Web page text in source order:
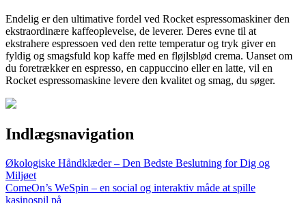
Endelig er den ultimative fordel ved Rocket espressomaskiner den
ekstraordinære kaffeoplevelse, de leverer. Deres evne til at
ekstrahere espressoen ved den rette temperatur og tryk giver en
fyldig og smagsfuld kop kaffe med en fløjlsblød crema. Uanset om
du foretrækker en espresso, en cappuccino eller en latte, vil en
Rocket espressomaskine levere den kvalitet og smag, du søger.
Indlægsnavigation
Økologiske Håndklæder – Den Bedste Beslutning for Dig og
Miljøet
ComeOn’s WeSpin – en social og interaktiv måde at spille
kasinospil på